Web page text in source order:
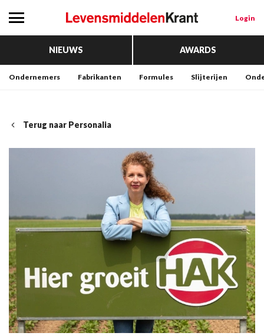
Login
NIEUWS AWARDS
Ondernemers Fabrikanten Formules Slijterijen
Terug naar Personalia